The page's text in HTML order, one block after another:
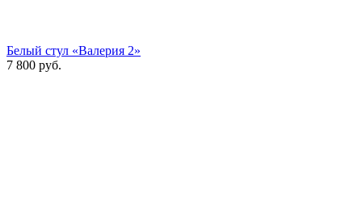
Белый стул «Валерия 2»
7 800 руб.